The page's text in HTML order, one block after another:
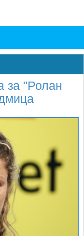
за "Ролан